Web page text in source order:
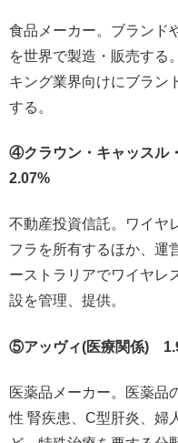
食品メーカー。ブランド
を世界で製造・販売する
キング業界向けにブラン
する。
④クラウン・キャッスル
2.07%
不動産投資信託。ワイヤ
フラを所有するほか、運
ーストラリアでワイヤレ
設を管理、提供。
⑤アッヴィ(医療関係)
医薬品メーカー。医薬品
性 腎疾患、C型肝炎、婦